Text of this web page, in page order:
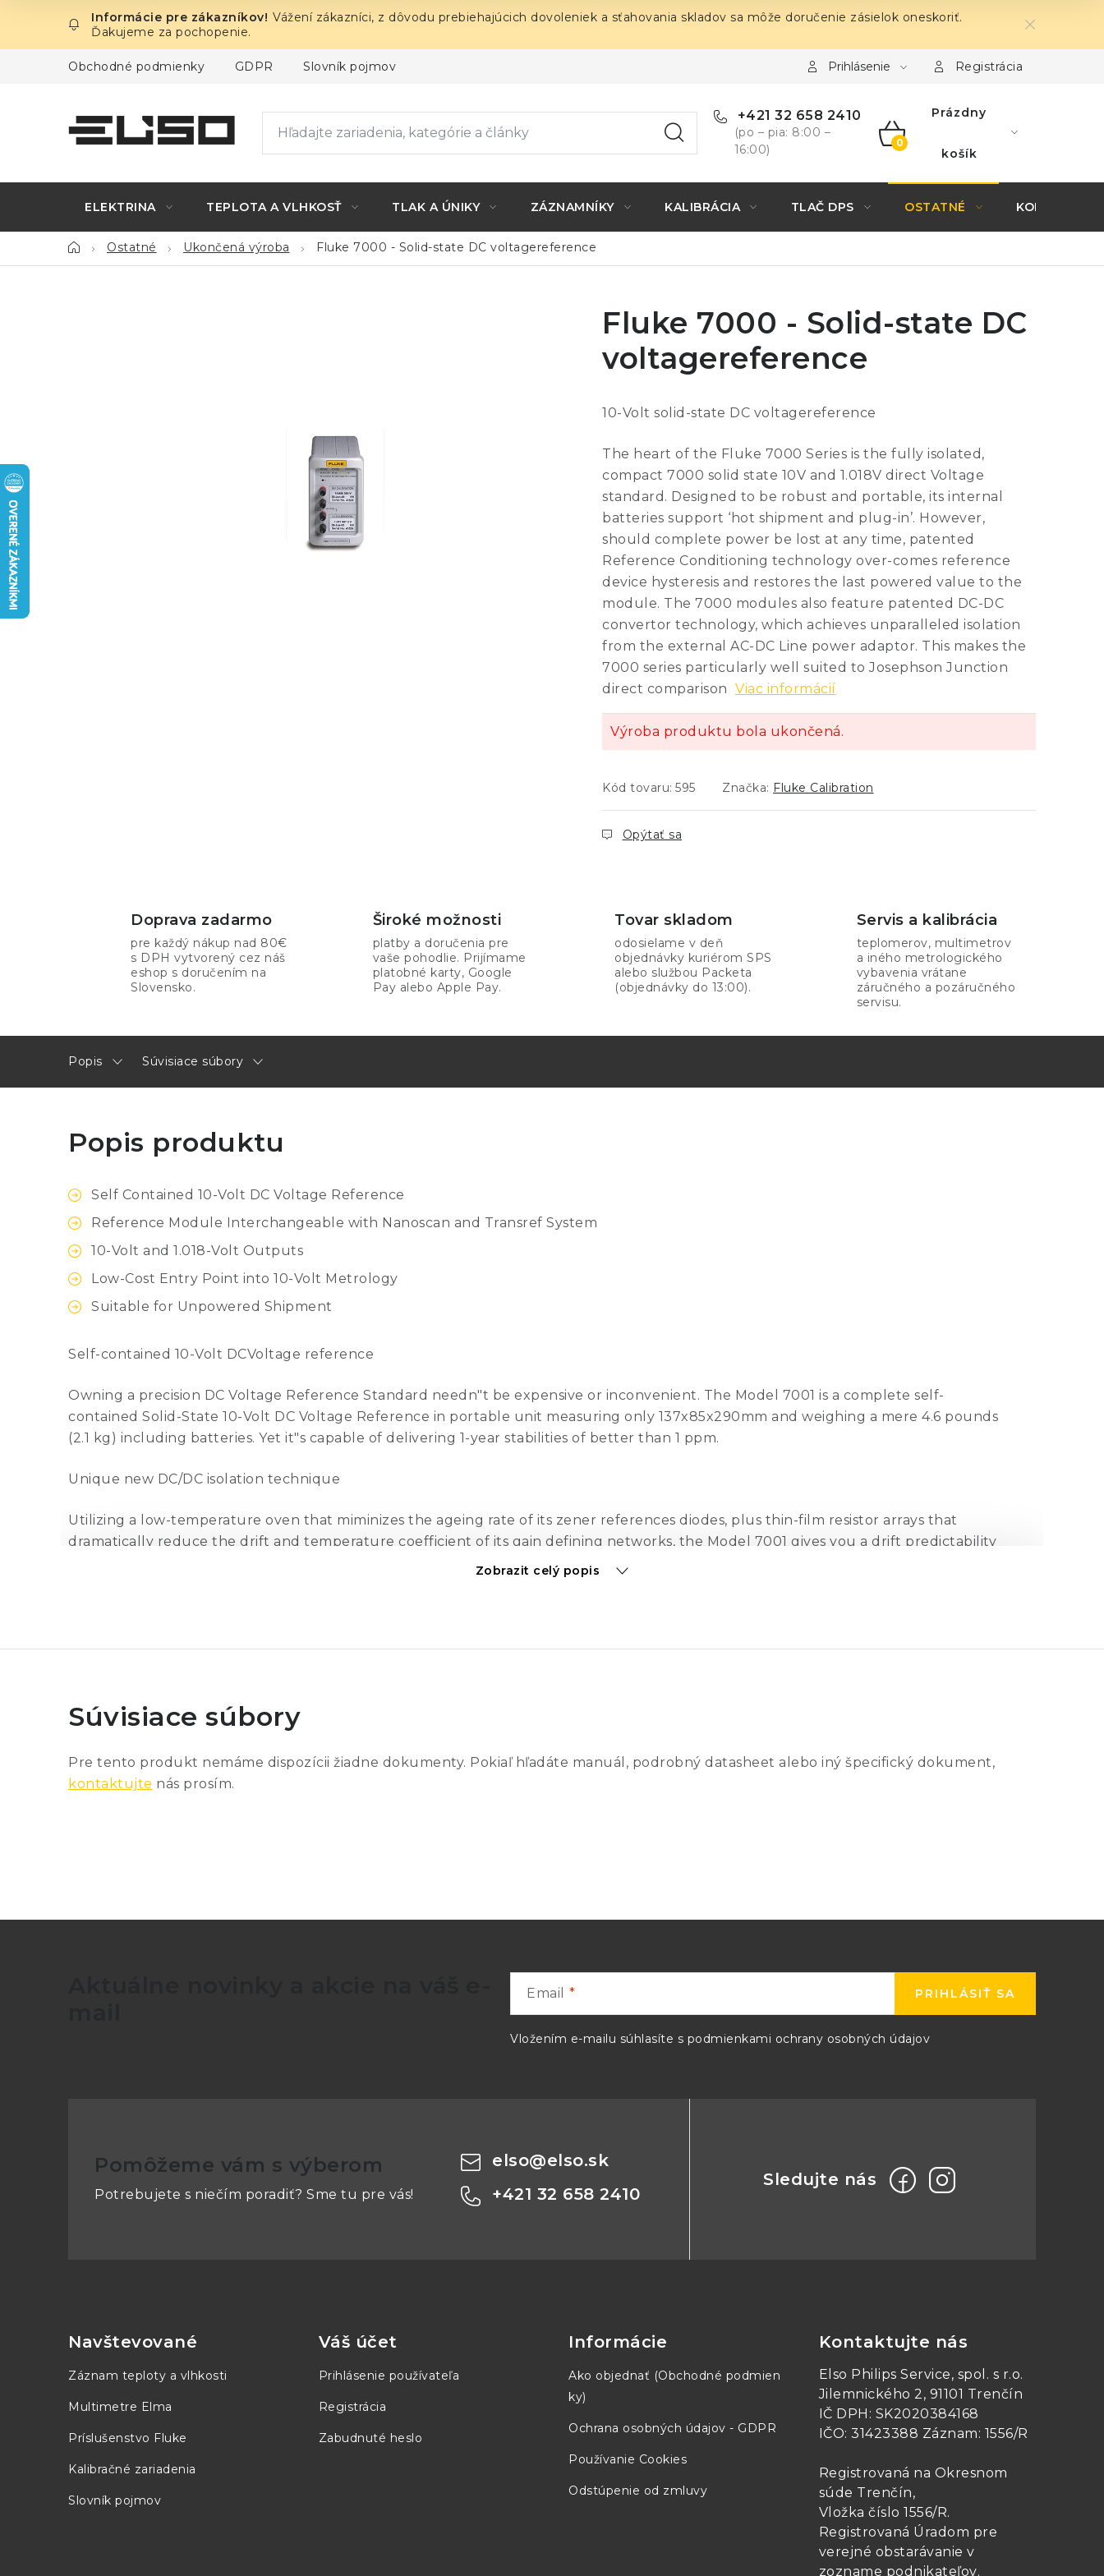
obsah
Vážení zákazníci, z dôvodu prebiehajúcich dovoleniek a sťahovania skladov sa môže doručenie zásielok oneskoriť.
Ďakujeme za pochopenie.
Obchodné podmienky GDPR Slovník pojmov Prihlásenie Registrácia
+421 32 658 2410
(po – pia: 8:00 –
16:00)
NÁKUPNÝ
Prázdny
košík
ELEKTRINA TEPLOTA A VLHKOSŤ TLAK A ÚNIKY ZÁZNAMNÍKY KALIBRÁCIA TLAČ DPS OSTATNÉ KONTAKTY
DomovOstatné Ukončená výroba Fluke 7000 - Solid-state DC voltagereference
Fluke 7000 - Solid-state DC
voltagereference
10-Volt solid-state DC voltagereference
The heart of the Fluke 7000 Series is the fully isolated,
compact 7000 solid state 10V and 1.018V direct Voltage
standard. Designed to be robust and portable, its internal
batteries support ‘hot shipment and plug-in’. However,
should complete power be lost at any time, patented
Reference Conditioning technology over-comes reference
device hysteresis and restores the last powered value to the
module. The 7000 modules also feature patented DC-DC
convertor technology, which achieves unparalleled isolation
from the external AC-DC Line power adaptor. This makes the
7000 series particularly well suited to Josephson Junction
direct comparison Viac informácií
Výroba produktu bola ukončená.
Kód tovaru: 595 Značka: Fluke Calibration
Opýtať sa
Doprava zadarmo
pre každý nákup nad 80€
s DPH vytvorený cez náš
eshop s doručením na
Slovensko.
Široké možnosti
platby a doručenia pre
vaše pohodlie. Prijímame
platobné karty, Google
Pay alebo Apple Pay.
Tovar skladom
odosielame v deň
objednávky kuriérom SPS
alebo službou Packeta
(objednávky do 13:00).
Servis a kalibrácia
teplomerov, multimetrov
a iného metrologického
vybavenia vrátane
záručného a pozáručného
servisu.
Popis Súvisiace súbory
Popis produktu
Self Contained 10-Volt DC Voltage Reference
Reference Module Interchangeable with Nanoscan and Transref System
10-Volt and 1.018-Volt Outputs
Low-Cost Entry Point into 10-Volt Metrology
Suitable for Unpowered Shipment
Self-contained 10-Volt DCVoltage reference
Owning a precision DC Voltage Reference Standard needn"t be expensive or inconvenient. The Model 7001 is a complete self-
contained Solid-State 10-Volt DC Voltage Reference in portable unit measuring only 137x85x290mm and weighing a mere 4.6 pounds
(2.1 kg) including batteries. Yet it"s capable of delivering 1-year stabilities of better than 1 ppm.
Unique new DC/DC isolation technique
Utilizing a low-temperature oven that miminizes the ageing rate of its zener references diodes, plus thin-film resistor arrays that
dramatically reduce the drift and temperature coefficient of its gain defining networks, the Model 7001 gives you a drift predictability
after 2 years of better than 0.3 ppm/year and a temperature coefficient better than 0.05 ppm/°C. And because it utilizes a unique new
Patented zener reference conditioning
to temperature during transportation, patented zener reference conditioning guarantees that both the 10V and 1.018V outputs return
to within ±0.5 ppm of their previous values if deep discharge of the battery caused oven control to be lost. As a result, unpredicted
The optional ruggedized transit case not only protects the unit, it also includes a temperature monitor that tracks environmental
90 days (±ppm): 0.9
3 mo. apart
Coefficient
Zobrazit celý popis
Súvisiace súbory
Pre tento produkt nemáme dispozícii žiadne dokumenty. Pokiaľ hľadáte manuál, podrobný datasheet alebo iný špecifický dokument,
kontaktujte nás prosím.
Email
Vložením e-mailu súhlasíte s podmienkami ochrany osobných údajov
PRIHLÁSIŤ SA
Pomôžeme vám s výberom
Potrebujete s niečím poradiť? Sme tu pre vás!
elso@elso.sk
+421 32 658 2410
Navštevované
Záznam teploty a vlhkosti
Multimetre Elma
Príslušenstvo Fluke
Kalibračné zariadenia
Slovník pojmov
Váš účet
Prihlásenie používateľa
Registrácia
Zabudnuté heslo
Informácie
Ako objednať (Obchodné podmien
ky)
Ochrana osobných údajov - GDPR
Používanie Cookies
Odstúpenie od zmluvy
Kontaktujte nás
Elso Philips Service, spol. s r.o.
Jilemnického 2, 91101 Trenčín
IČ DPH: SK2020384168
IČO: 31423388 Záznam: 1556/R
Registrovaná na Okresnom
súde Trenčín,
Vložka číslo 1556/R.
Registrovaná Úradom pre
verejné obstarávanie v
zozname podnikateľov.